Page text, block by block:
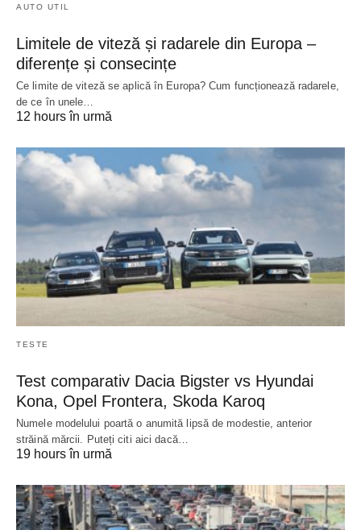
AUTO UTIL
Limitele de viteză și radarele din Europa –
diferențe și consecințe
Ce limite de viteză se aplică în Europa? Cum funcționează radarele,
de ce în unele…
12 hours în urmă
TESTE
Test comparativ Dacia Bigster vs Hyundai
Kona, Opel Frontera, Skoda Karoq
Numele modelului poartă o anumită lipsă de modestie, anterior
străină mărcii. Puteți citi aici dacă…
19 hours în urmă